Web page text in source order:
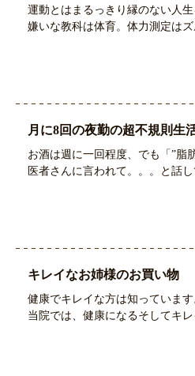
運動とはまるっきり縁のない人
嫌いな教科は体育。体力測定は
月に8回の夜勤の超不規則生
お酒は週に一回程度、でも「”脂
医者さんに言われて。。。と話
キレイなお姉様のお買い物
健康でキレイな方は知っていま
当院では、健康になるそしてキ